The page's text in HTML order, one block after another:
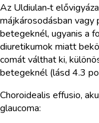
Az Uldiulan‑t
májkárosodásban
betegeknél, ugyanis a
diuretikumok miatt
comát válthat ki,
betegeknél (lásd 4.3
Choroidealis effusio,
glaucoma: